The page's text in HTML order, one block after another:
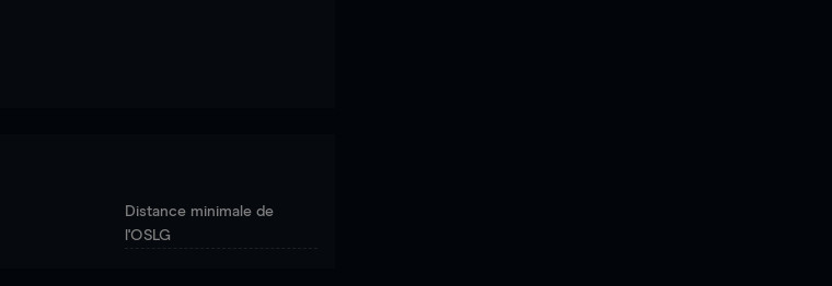
Distance minimale de
l'OSLG